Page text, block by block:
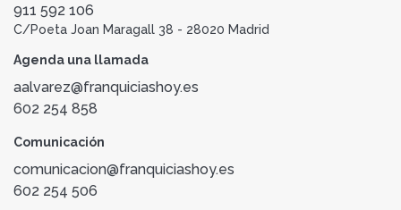
911 592 106
C/Poeta Joan Maragall 38 - 28020 Madrid
Agenda una llamada
aalvarez@franquiciashoy.es
602 254 858
Comunicación
comunicacion@franquiciashoy.es
602 254 506